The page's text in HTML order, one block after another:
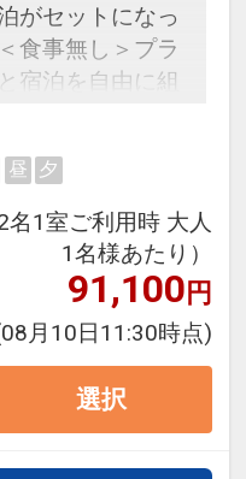
がセットになっ
食事無し＞プラ
宿泊を自由に組
滞在はもちろん
けの宿泊や延
由自在です。
JAL（または
！フライトマイ
カーや現地交
の追加（同時予
もございます。
昼 夕
名1室ご利用時 大人
1名様あたり）
91,100円
月10日11:30時点)
選択